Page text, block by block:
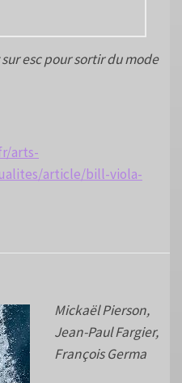
esc pour sortir du mode
arts-
article/bill-viola-
Mickaël Pierson,
Jean-Paul Fargier,
François Germa